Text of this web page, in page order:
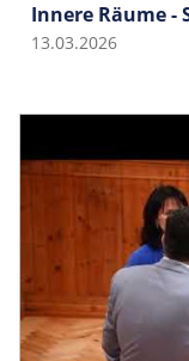
13.03.2026